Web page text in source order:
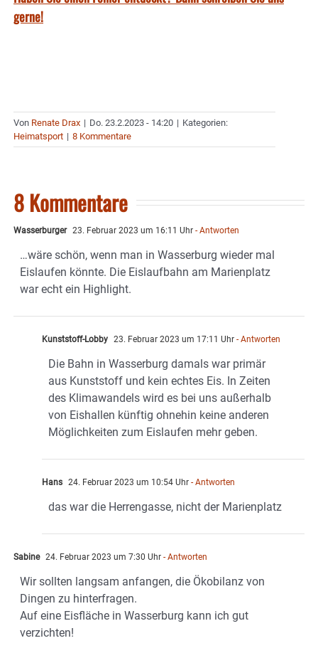
gerne!
Von Renate Drax | Do. 23.2.2023 - 14:20 | Kategorien:
Heimatsport | 8 Kommentare
8 Kommentare
Wasserburger 23. Februar 2023 um 16:11 Uhr - Antworten
…wäre schön, wenn man in Wasserburg wieder mal
Eislaufen könnte. Die Eislaufbahn am Marienplatz
war echt ein Highlight.
Kunststoff-Lobby 23. Februar 2023 um 17:11 Uhr - Antworten
Die Bahn in Wasserburg damals war primär
aus Kunststoff und kein echtes Eis. In Zeiten
des Klimawandels wird es bei uns außerhalb
von Eishallen künftig ohnehin keine anderen
Möglichkeiten zum Eislaufen mehr geben.
Hans 24. Februar 2023 um 10:54 Uhr - Antworten
das war die Herrengasse, nicht der Marienplatz
Sabine 24. Februar 2023 um 7:30 Uhr - Antworten
Wir sollten langsam anfangen, die Ökobilanz von
Dingen zu hinterfragen.
Auf eine Eisfläche in Wasserburg kann ich gut
verzichten!